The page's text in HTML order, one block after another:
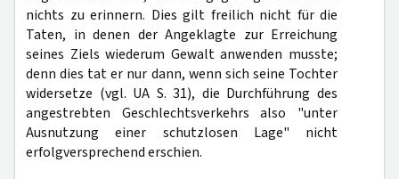
nichts zu erinnern. Dies gilt freilich nicht für die
Taten, in denen der Angeklagte zur Erreichung
seines Ziels wiederum Gewalt anwenden musste;
denn dies tat er nur dann, wenn sich seine Tochter
widersetze (vgl. UA S. 31), die Durchführung des
angestrebten Geschlechtsverkehrs also "unter
Ausnutzung einer schutzlosen Lage" nicht
erfolgversprechend erschien.